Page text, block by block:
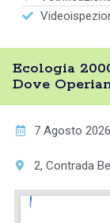
Ecologia
Dove
7 Agosto
2, Contrada